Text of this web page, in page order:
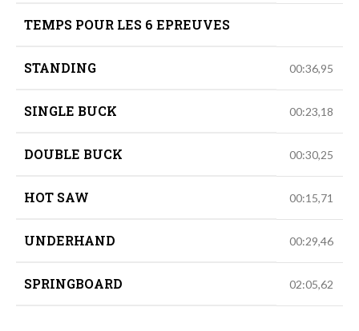
TEMPS POUR LES 6 EPREUVES
STANDING 00:36,95
SINGLE BUCK 00:23,18
DOUBLE BUCK 00:30,25
HOT SAW 00:15,71
UNDERHAND 00:29,46
SPRINGBOARD 02:05,62